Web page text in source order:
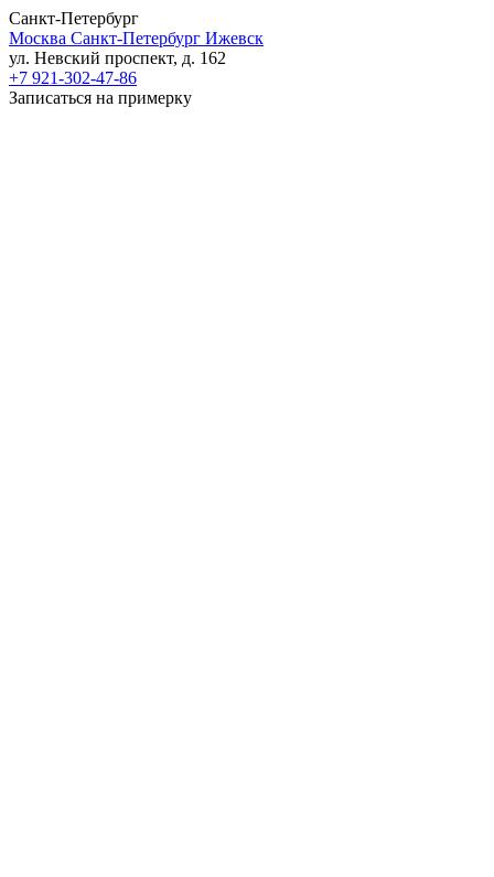
Санкт-Петербург
Москва Санкт-Петербург Ижевск
ул. Невский проспект, д. 162
+7 921-302-47-86
Записаться на примерку